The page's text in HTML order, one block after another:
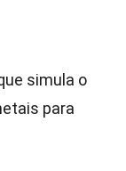
simula o
para